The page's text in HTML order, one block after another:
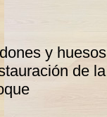
y huesos
de la